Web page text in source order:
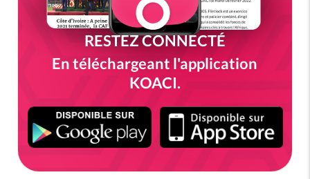
RESTEZ CONNECTÉ
En téléchargeant l'application
KOACI.